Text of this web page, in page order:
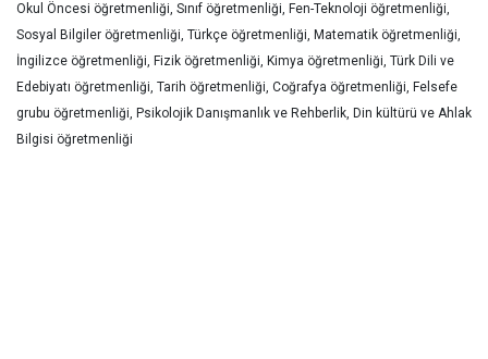
Okul Öncesi öğretmenliği, Sınıf öğretmenliği, Fen-Teknoloji öğretmenliği,
Sosyal Bilgiler öğretmenliği, Türkçe öğretmenliği, Matematik öğretmenliği,
İngilizce öğretmenliği, Fizik öğretmenliği, Kimya öğretmenliği, Türk Dili ve
Edebiyatı öğretmenliği, Tarih öğretmenliği, Coğrafya öğretmenliği, Felsefe
grubu öğretmenliği, Psikolojik Danışmanlık ve Rehberlik, Din kültürü ve Ahlak
Bilgisi öğretmenliği